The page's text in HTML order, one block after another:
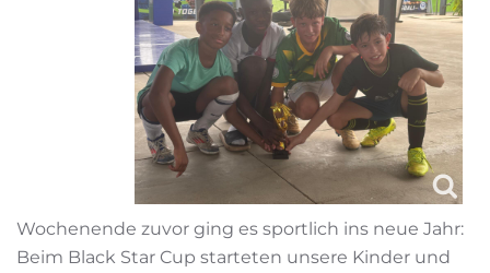
Wochenende zuvor ging es sportlich ins neue Jahr:
Beim Black Star Cup starteten unsere Kinder und